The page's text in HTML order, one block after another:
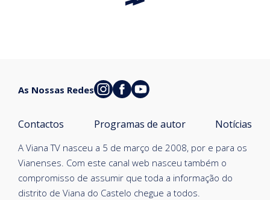
A Viana TV nasceu a 5 de março de 2008, por e para os
Vianenses. Com este canal web nasceu também o
compromisso de assumir que toda a informação do
distrito de Viana do Castelo chegue a todos.
Contactos Programas de autor Notícias
As Nossas Redes